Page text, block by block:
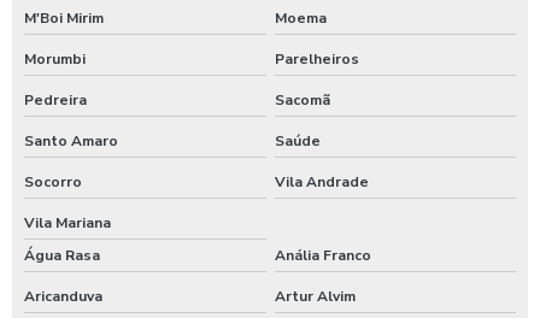
Empresas que fornecem refeições coletivas
Empresas que prestam serviços de alimentação coletiva
Empresas terceirizadas alimentação coletiva
Fábrica refeições
Fornecedor de alimentação
Fornecedor de alimentos para empresas
M'Boi Mirim Moema
Morumbi Parelheiros
Pedreira Sacomã
Santo Amaro Saúde
Socorro Vila Andrade
Vila Mariana
Água Rasa
Anália Franco
Aricanduva Artur Alvim